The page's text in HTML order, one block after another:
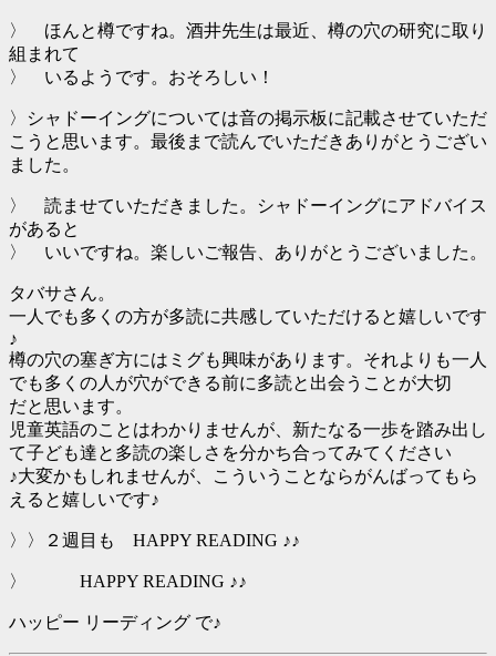
〉 ほんと樽ですね。酒井先生は最近、樽の穴の研究に取り
組まれて
〉 いるようです。おそろしい！
〉シャドーイングについては音の掲示板に記載させていただ
こうと思います。最後まで読んでいただきありがとうござい
ました。
〉 読ませていただきました。シャドーイングにアドバイス
があると
〉 いいですね。楽しいご報告、ありがとうございました。
タバサさん。
一人でも多くの方が多読に共感していただけると嬉しいです
♪
樽の穴の塞ぎ方にはミグも興味があります。それよりも一人
でも多くの人が穴ができる前に多読と出会うことが大切
だと思います。
児童英語のことはわかりませんが、新たなる一歩を踏み出し
て子ども達と多読の楽しさを分かち合ってみてください
♪大変かもしれませんが、こういうことならがんばってもら
えると嬉しいです♪
〉〉２週目も HAPPY READING ♪♪
〉 HAPPY READING ♪♪
ハッピー リーディング で♪